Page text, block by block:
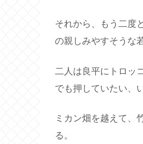
それから、もう二度
の親しみやすそうな
二人は良平にトロッ
でも押していたい、
ミカン畑を越えて、
る。